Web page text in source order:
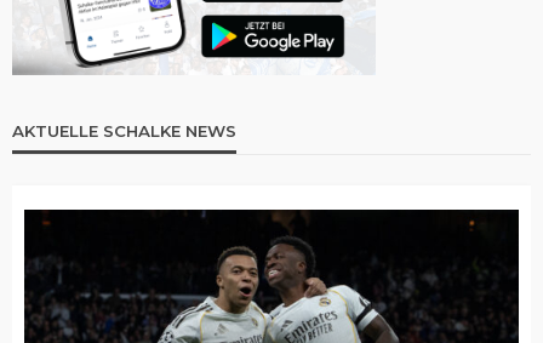
AKTUELLE SCHALKE NEWS